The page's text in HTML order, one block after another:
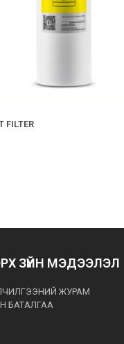
FILTER
ЗҮЙН МЭДЭЭЛЭЛ
ЖУРАМ
БАТАЛГАА